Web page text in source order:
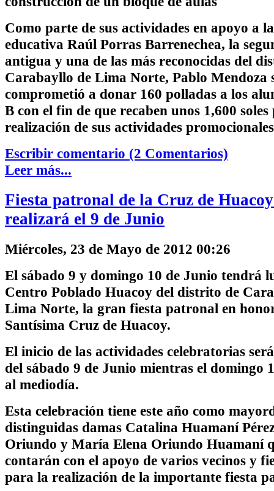
Como parte de sus actividades en apoyo a
educativa Raúl Porras Barrenechea, la
antigua y una de las más reconocidas del
Carabayllo de Lima Norte, Pablo Mendoza
comprometió a donar 160 polladas a los
B con el fin de que recaben unos 1,600
realización de sus actividades
Escribir comentario (2 Comentarios)
Leer más...
Fiesta patronal de la Cruz de Huacoy
realizará el 9 de Junio
Miércoles, 23 de Mayo de 2012 00:26
El sábado 9 y domingo 10 de Junio tendrá
Centro Poblado Huacoy del distrito de
Lima Norte, la gran fiesta patronal en
Santísima Cruz de Huacoy.
El inicio de las actividades celebratorias
del sábado 9 de Junio mientras el domingo
al mediodía.
Esta celebración tiene este año como
distinguidas damas Catalina Huamaní
Oriundo y María Elena Oriundo Huamaní
contarán con el apoyo de varios vecinos y
para la realización de la importante fiesta